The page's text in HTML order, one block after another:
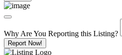
Why Are You Reporting this Listing?
Report Now!